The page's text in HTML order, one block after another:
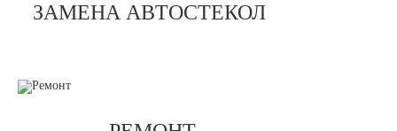
ЗАМЕНА АВТОСТЕКОЛ